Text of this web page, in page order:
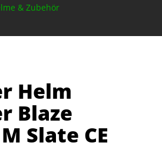
& Zubehör
Helm
Blaze
Slate CE